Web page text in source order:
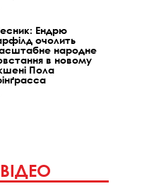
Ендрю
очолить
народне
в новому
Пола